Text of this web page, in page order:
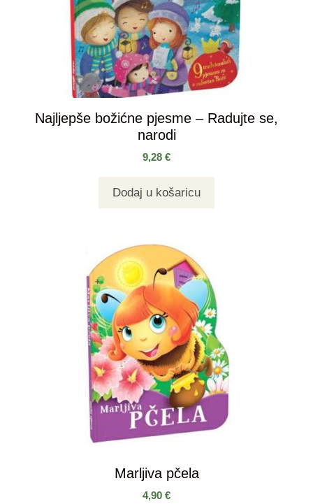
Najljepše božićne pjesme – Radujte se,
narodi
9,28 €
Dodaj u košaricu
Marljiva pčela
4,90 €